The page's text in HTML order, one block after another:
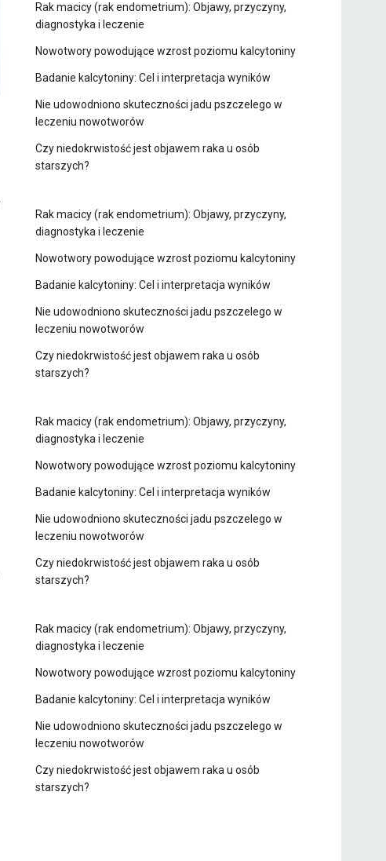
Rak macicy (rak endometrium): Objawy, przyczyny,
diagnostyka i leczenie
Nowotwory powodujące wzrost poziomu kalcytoniny
Badanie kalcytoniny: Cel i interpretacja wyników
Nie udowodniono skuteczności jadu pszczelego w
leczeniu nowotworów
Czy niedokrwistość jest objawem raka u osób
starszych?
Rak macicy (rak endometrium): Objawy, przyczyny,
diagnostyka i leczenie
Nowotwory powodujące wzrost poziomu kalcytoniny
Badanie kalcytoniny: Cel i interpretacja wyników
Nie udowodniono skuteczności jadu pszczelego w
leczeniu nowotworów
Czy niedokrwistość jest objawem raka u osób
starszych?
Rak macicy (rak endometrium): Objawy, przyczyny,
diagnostyka i leczenie
Nowotwory powodujące wzrost poziomu kalcytoniny
Badanie kalcytoniny: Cel i interpretacja wyników
Nie udowodniono skuteczności jadu pszczelego w
leczeniu nowotworów
Czy niedokrwistość jest objawem raka u osób
starszych?
Rak macicy (rak endometrium): Objawy, przyczyny,
diagnostyka i leczenie
Nowotwory powodujące wzrost poziomu kalcytoniny
Badanie kalcytoniny: Cel i interpretacja wyników
Nie udowodniono skuteczności jadu pszczelego w
leczeniu nowotworów
Czy niedokrwistość jest objawem raka u osób
starszych?